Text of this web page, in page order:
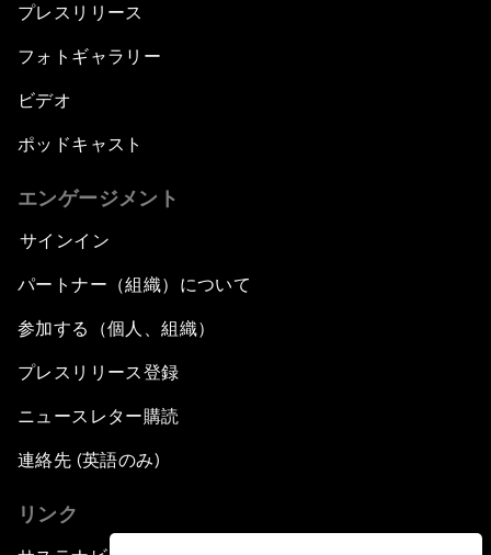
プレスリリース
フォトギャラリー
ビデオ
ポッドキャスト
エンゲージメント
サインイン
パートナー（組織）について
参加する（個人、組織）
プレスリリース登録
ニュースレター購読
連絡先 (英語のみ)
リンク